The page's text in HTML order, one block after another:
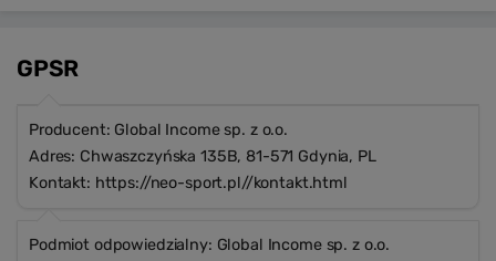
GPSR
Producent: Global Income sp. z o.o.
Adres: Chwaszczyńska 135B, 81-571 Gdynia, PL
Kontakt: https://neo-sport.pl//kontakt.html
Podmiot odpowiedzialny: Global Income sp. z o.o.